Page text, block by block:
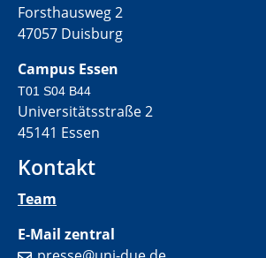
Forsthausweg 2
47057 Duisburg
Campus Essen
T01 S04 B44
Universitätsstraße 2
45141 Essen
Kontakt
Team
E-Mail zentral